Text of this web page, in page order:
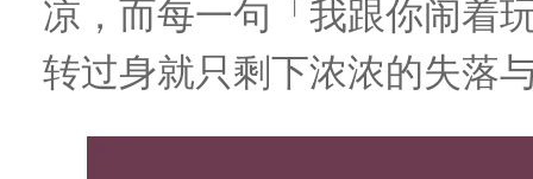
凉 ， 而每一句「我跟你闹着
转过身就只剩下浓浓的失落